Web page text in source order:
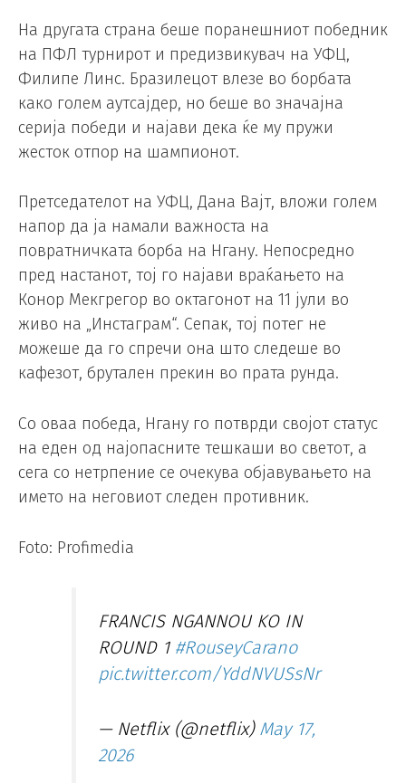
На другата страна беше поранешниот победник
на ПФЛ турнирот и предизвикувач на УФЦ,
Филипе Линс. Бразилецот влезе во борбата
како голем аутсајдер, но беше во значајна
серија победи и најави дека ќе му пружи
жесток отпор на шампионот.
Претседателот на УФЦ, Дана Вајт, вложи голем
напор да ја намали важноста на
повратничката борба на Нгану. Непосредно
пред настанот, тој го најави враќањето на
Конор Мекгрегор во октагонот на 11 јули во
живо на „Инстаграм“. Сепак, тој потег не
можеше да го спречи она што следеше во
кафезот, брутален прекин во прата рунда.
Со оваа победа, Нгану го потврди својот статус
на еден од најопасните тешкаши во светот, а
сега со нетрпение се очекува објавувањето на
името на неговиот следен противник.
Foto: Profimedia
FRANCIS NGANNOU KO IN
ROUND 1 #RouseyCarano
pic.twitter.com/YddNVUSsNr
— Netflix (@netflix) May 17,
2026